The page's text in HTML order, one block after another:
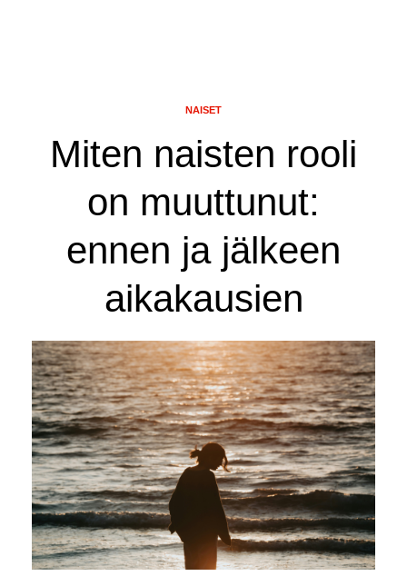
Miten naisten rooli
on muuttunut:
ennen ja jälkeen
aikakausien
NAISET